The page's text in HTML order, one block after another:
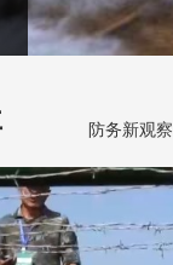
度，是避暑休闲佳地。
防务新观察